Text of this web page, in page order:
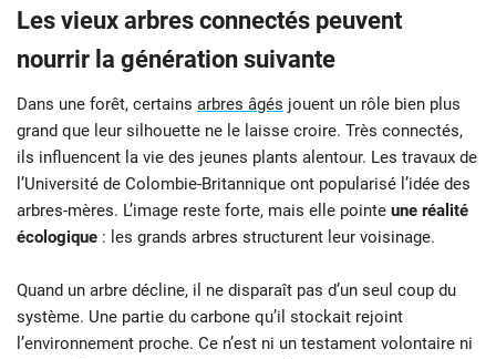
Les vieux arbres connectés peuvent
nourrir la génération suivante
Dans une forêt, certains arbres âgés jouent un rôle bien plus
grand que leur silhouette ne le laisse croire. Très connectés,
ils influencent la vie des jeunes plants alentour. Les travaux de
l’Université de Colombie-Britannique ont popularisé l’idée des
arbres-mères. L’image reste forte, mais elle pointe une réalité
écologique : les grands arbres structurent leur voisinage.
Quand un arbre décline, il ne disparaît pas d’un seul coup du
système. Une partie du carbone qu’il stockait rejoint
l’environnement proche. Ce n’est ni un testament volontaire ni